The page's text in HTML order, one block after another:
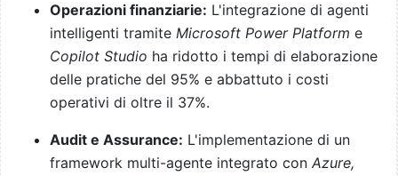
Operazioni finanziarie: L'integrazione di agenti
intelligenti tramite Microsoft Power Platform e
Copilot Studio ha ridotto i tempi di elaborazione
delle pratiche del 95% e abbattuto i costi
operativi di oltre il 37%.
Audit e Assurance: L'implementazione di un
framework multi-agente integrato con Azure,